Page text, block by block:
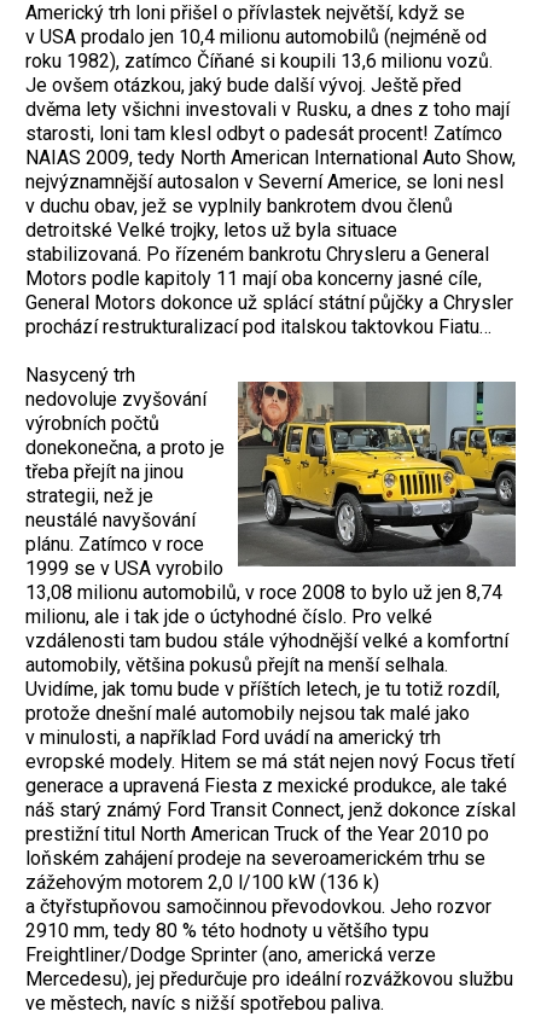
Americký trh loni přišel o přívlastek největší, když se
v USA prodalo jen 10,4 milionu automobilů (nejméně od
roku 1982), zatímco Číňané si koupili 13,6 milionu vozů.
Je ovšem otázkou, jaký bude další vývoj. Ještě před
dvěma lety všichni investovali v Rusku, a dnes z toho mají
starosti, loni tam klesl odbyt o padesát procent! Zatímco
NAIAS 2009, tedy North American International Auto Show,
nejvýznamnější autosalon v Severní Americe, se loni nesl
v duchu obav, jež se vyplnily bankrotem dvou členů
detroitské Velké trojky, letos už byla situace
stabilizovaná. Po řízeném bankrotu Chrysleru a General
Motors podle kapitoly 11 mají oba koncerny jasné cíle,
General Motors dokonce už splácí státní půjčky a Chrysler
prochází restrukturalizací pod italskou taktovkou Fiatu…
Nasycený trh
nedovoluje zvyšování
výrobních počtů
donekonečna, a proto je
třeba přejít na jinou
strategii, než je
neustálé navyšování
plánu. Zatímco v roce
1999 se v USA vyrobilo
13,08 milionu automobilů, v roce 2008 to bylo už jen 8,74
milionu, ale i tak jde o úctyhodné číslo. Pro velké
vzdálenosti tam budou stále výhodnější velké a komfortní
automobily, většina pokusů přejít na menší selhala.
Uvidíme, jak tomu bude v příštích letech, je tu totiž rozdíl,
protože dnešní malé automobily nejsou tak malé jako
v minulosti, a například Ford uvádí na americký trh
evropské modely. Hitem se má stát nejen nový Focus třetí
generace a upravená Fiesta z mexické produkce, ale také
náš starý známý Ford Transit Connect, jenž dokonce získal
prestižní titul North American Truck of the Year 2010 po
loňském zahájení prodeje na severoamerickém trhu se
zážehovým motorem 2,0 l/100 kW (136 k)
a čtyřstupňovou samočinnou převodovkou. Jeho rozvor
2910 mm, tedy 80 % této hodnoty u většího typu
Freightliner/Dodge Sprinter (ano, americká verze
Mercedesu), jej předurčuje pro ideální rozvážkovou službu
ve městech, navíc s nižší spotřebou paliva.